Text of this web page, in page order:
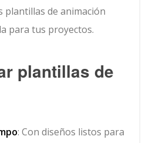
plantillas de animación
para tus proyectos.
plantillas de
: Con diseños listos para